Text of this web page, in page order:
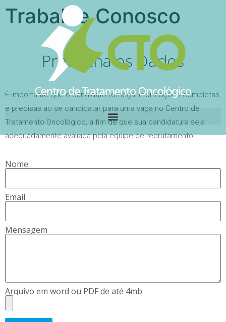
Trabalhe Conosco
Preencha os Dados
É importante que o candidato forneça informações completas
e precisas ao se candidatar para uma vaga no Centro de
Tratamento Oncológico, a fim de que sua candidatura seja
adequadamente avaliada pela equipe de recrutamento.
Nome
Email
Mensagem
Arquivo em word ou PDF de até 4mb